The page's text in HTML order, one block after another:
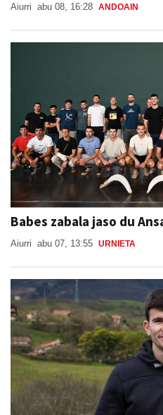
Aiurri abu 08, 16:28 ANDOAIN
Babes zabala jaso du
Aiurri abu 07, 13:55 URNIETA